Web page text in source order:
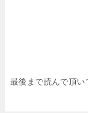
最後まで読んで頂い